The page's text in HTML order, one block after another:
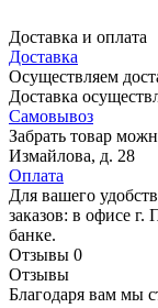
Доставка и оплата
Доставка
Осуществляем
Доставка
Самовывоз
Забрать товар
Измайлова, д. 28
Оплата
Для вашего
заказов: в офисе г.
банке.
Отзывы 0
Отзывы
Благодаря вам мы